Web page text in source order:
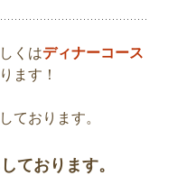
くはディナーコース
ます！
ております。
ております。